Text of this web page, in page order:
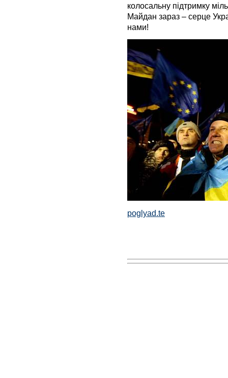
колосальну підтримку
Майдан зараз – серце
нами!
poglyad.te